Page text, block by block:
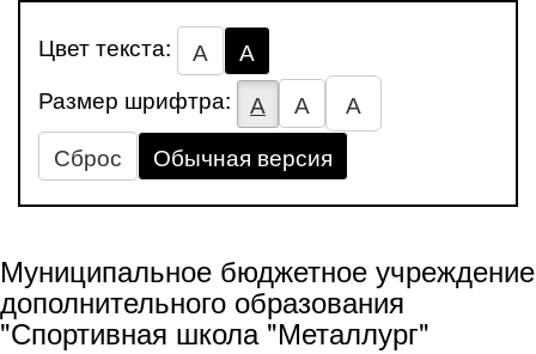
Цвет текста: А
А
Размер шрифтра:
А А
А
Сброс
Обычная версия
Муниципальное бюджетное учреждение
дополнительного образования
"Спортивная школа "Металлург"